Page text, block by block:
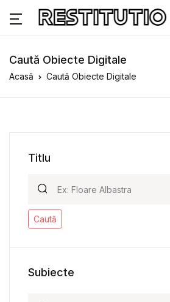
Caută Obiecte Digitale
Acasă Caută Obiecte Digitale
Titlu
Caută
Subiecte